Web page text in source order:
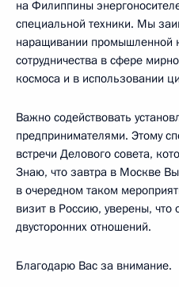
на Филиппины
специальной техники. Мы
наращивании промышленной
сотрудничества в сфере
космоса и в использовании
Важно содействовать
предпринимателями. Этому
встречи Делового совета,
Знаю, что завтра в Москве Вы
в очередном таком
визит в Россию, уверены, что
двусторонних отношений.
Благодарю Вас за внимание.